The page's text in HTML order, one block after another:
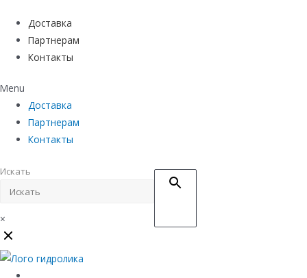
Доставка
Партнерам
Контакты
Menu
Доставка
Партнерам
Контакты
Искать
×